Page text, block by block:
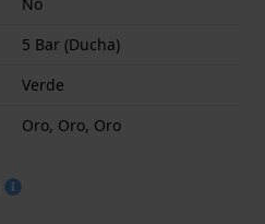
No
5 Bar (Ducha)
Verde
Oro, Oro, Oro